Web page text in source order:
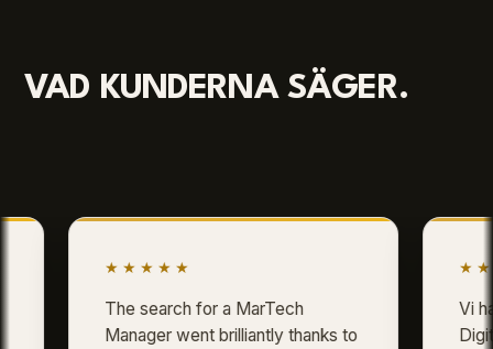
VAD KUNDERNA SÄGER.
★★★★★
The search for a MarTech
Manager went brilliantly thanks to
Vi hade